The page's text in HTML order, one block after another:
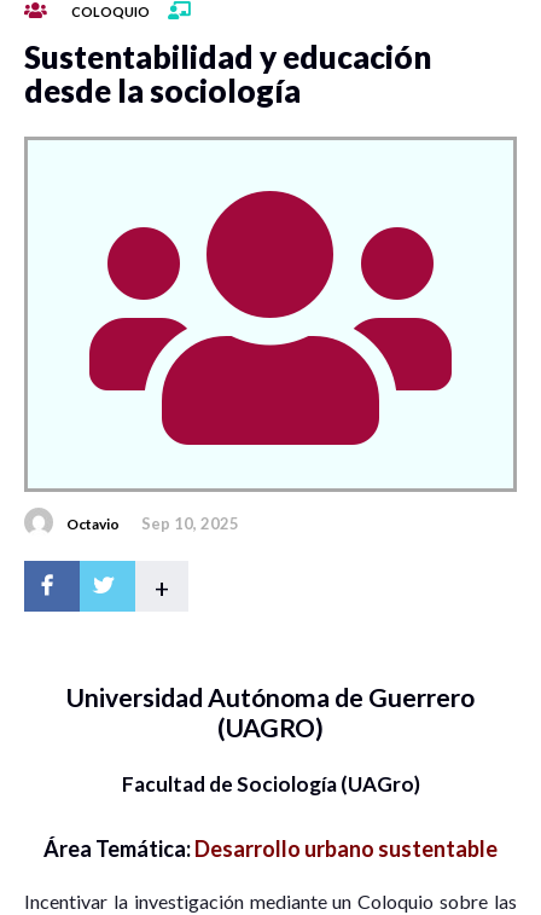
COLOQUIO
Sustentabilidad y educación
desde la sociología
Octavio Sep 10, 2025
+
Universidad Autónoma de Guerrero
(UAGRO)
Facultad de Sociología (UAGro)
Área Temática:Desarrollo urbano sustentable
Incentivar la investigación mediante un Coloquio sobre las